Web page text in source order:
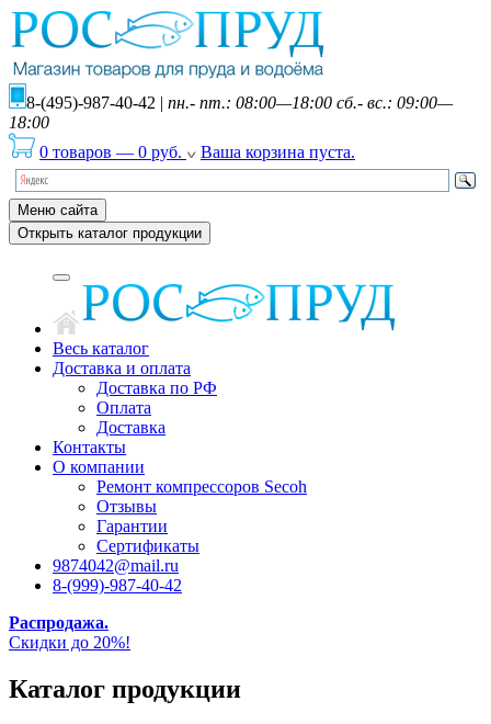
8-(495)-987-40-42 | пн.- пт.: 08:00—18:00 сб.- вс.: 09:00—
18:00
0 товаров — 0 руб. Ваша корзина пуста.
Меню сайта
Открыть каталог продукции
Весь каталог
Доставка и оплата
Доставка по РФ
Оплата
Доставка
Контакты
О компании
Ремонт компрессоров Secoh
Отзывы
Гарантии
Сертификаты
9874042@mail.ru
8-(999)-987-40-42
Распродажа.
Скидки до 20%!
Каталог продукции